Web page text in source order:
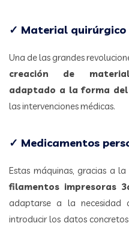
✓ Material
Una de las grandes
creación de
adaptado a la forma del
las intervenciones médicas.
✓ Medicamentos
Estas máquinas, gracias a
filamentos impresoras
adaptarse a la necesidad
introducir los datos